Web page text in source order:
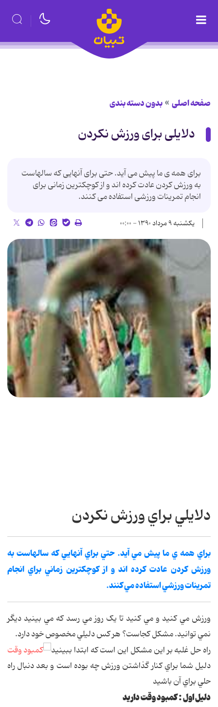
صفحه اصلی بدون دسته بندی
دلایلی برای ورزش نکردن
برای همه ی ما پیش می آید. حتی برای آنهایی که سالهاست
به ورزش کردن عادت کرده اند و از کوچکترین زمانی برای
انجام تمرینات ورزشی استفاده می کنند.
یکشنبه ۹ مرداد ۱۳۹۰ - ۰۰:۰۰
دلايلي براي ورزش نکردن
براي همه ي ما پيش مي آيد. حتي براي آنهايي که سالهاست به
ورزش کردن عادت کرده اند و از کوچکترين زماني براي انجام
تمرينات ورزشي استفاده مي کنند.
ورزش مي کنيد و مي کنيد تا يک روز مي رسد که مي بينيد ديگر
نمي توانيد. مشکل کجاست؟ هر کس دليلي مخصوص خود دارد.
راه حل غلبه بر اين مشکل اين است که ابتدا ببينيد
دليل شما براي کنار گذاشتن ورزش چه بوده است و بعد دنبال راه
حلي براي آن باشيد
دليل اول : کمبود وقت داريد